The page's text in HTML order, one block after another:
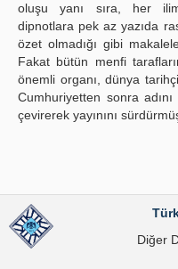
oluşu yanı sıra, her
dipnotlara pek az yazıda
özet olmadığı gibi
Fakat bütün menfi
önemli organı, dünya
Cumhuriyetten sonra
çevirerek yayınını
Diğer